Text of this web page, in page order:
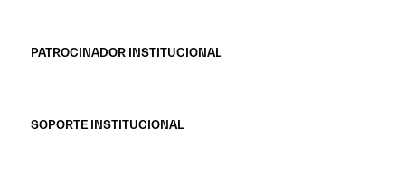
PATROCINADOR INSTITUCIONAL
SOPORTE INSTITUCIONAL